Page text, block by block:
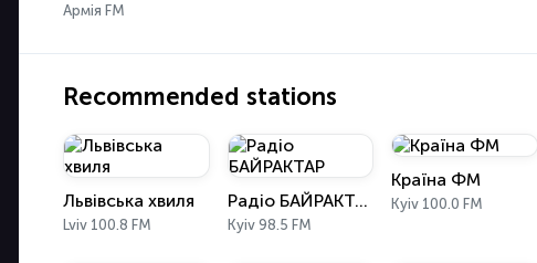
Армія FM
Recommended stations
Львівська хвиля
Lviv 100.8 FM
Радіо БАЙРАКТАР
Kyiv 98.5 FM
Країна ФМ
Kyiv 100.0 FM